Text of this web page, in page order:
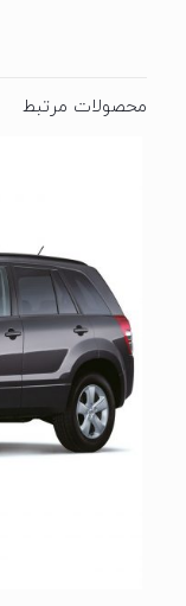
محصولات مرتبط